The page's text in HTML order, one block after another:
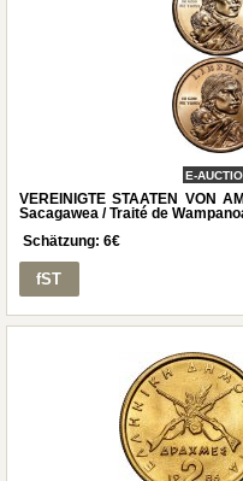
E-
VEREINIGTE STAATEN VON
Sacagawea / Traité de
Schätzung: 6€
fST